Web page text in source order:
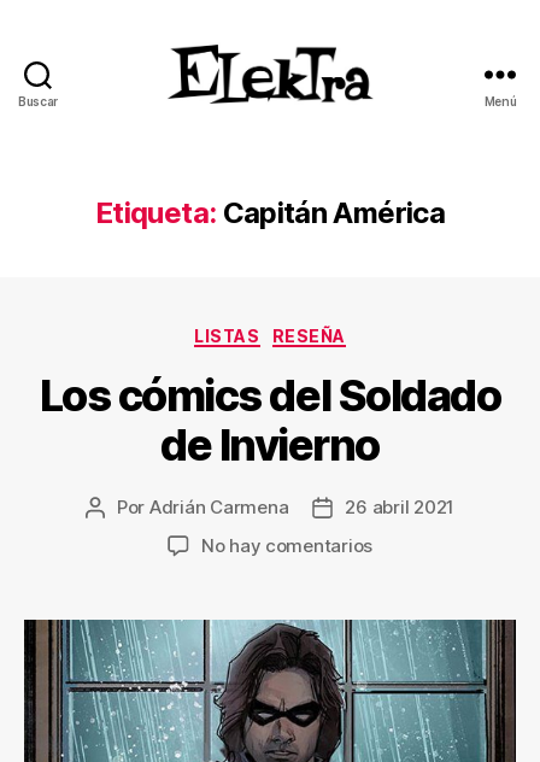
Buscar Menú
Etiqueta: Capitán América
Categorías
LISTAS RESEÑA
Los cómics del Soldado
de Invierno
Autor
Por Adrián Carmena
Fecha
de
26 abril 2021
No hay comentariosen
del
Soldado
de
Invierno